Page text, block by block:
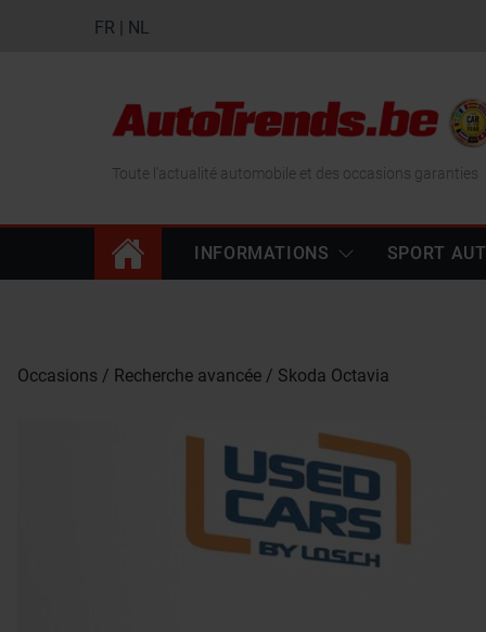
FR | NL
Toute l'actualité automobile et des occasions garanties
INFORMATIONS SPORT
Occasions Recherche avancée Skoda Octavia